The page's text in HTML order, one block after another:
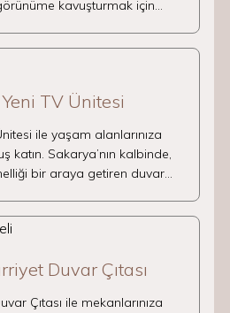
kavuşturmak için…
TV Ünitesi
ile yaşam alanlarınıza
katın. Sakarya’nın kalbinde,
bir araya getiren duvar…
Duvar Çıtası
Çıtası ile mekanlarınıza